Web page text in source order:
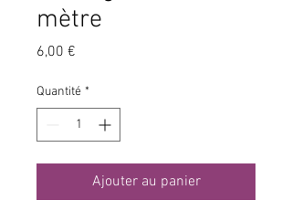
mètre
6,00 €
Quantité *
Ajouter au panier